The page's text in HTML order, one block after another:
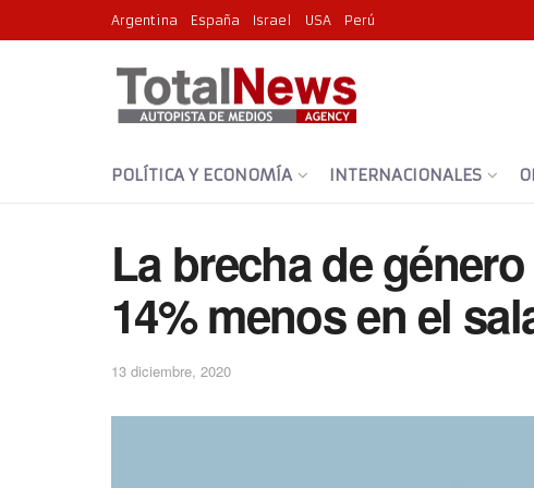
Argentina España Israel USA Perú
POLÍTICA Y ECONOMÍA INTERNACIONALES
La brecha de
14% menos en el
13 diciembre, 2020